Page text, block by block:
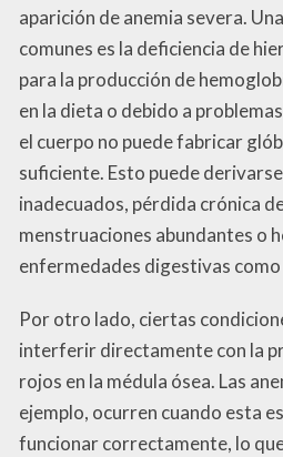
aparición de anemia severa.
comunes es la deficiencia de
para la producción de
en la dieta o debido a
el cuerpo no puede fabricar
suficiente. Esto puede
inadecuados, pérdida crónica
menstruaciones abundantes o
enfermedades digestivas
Por otro lado, ciertas
interferir directamente con la
rojos en la médula ósea. Las
ejemplo, ocurren cuando esta
funcionar correctamente, lo